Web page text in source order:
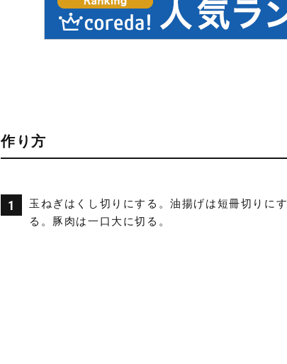
作り方
玉ねぎはくし切りにする。油揚げは短冊切りにす
る。豚肉は一口大に切る。